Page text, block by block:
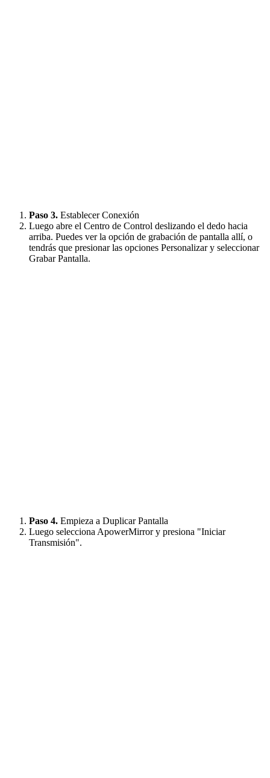
Paso 3. Establecer Conexión
Luego abre el Centro de Control deslizando el dedo hacia
arriba. Puedes ver la opción de grabación de pantalla allí, o
tendrás que presionar las opciones Personalizar y seleccionar
Grabar Pantalla.
Paso 4. Empieza a Duplicar Pantalla
Luego selecciona ApowerMirror y presiona "Iniciar
Transmisión".